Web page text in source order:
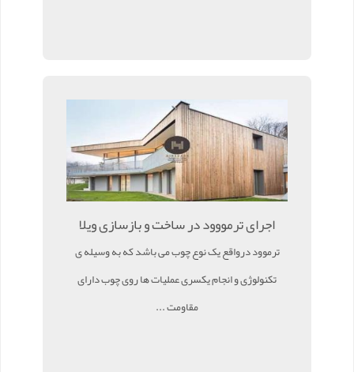
اجرای ترمووود در ساخت و بازسازی ویلا
ترموود درواقع یک نوع چوب می باشد که به وسیله ی
تکنولوژی و انجام یکسری عملیات ها روی چوب دارای
مقاومت ...